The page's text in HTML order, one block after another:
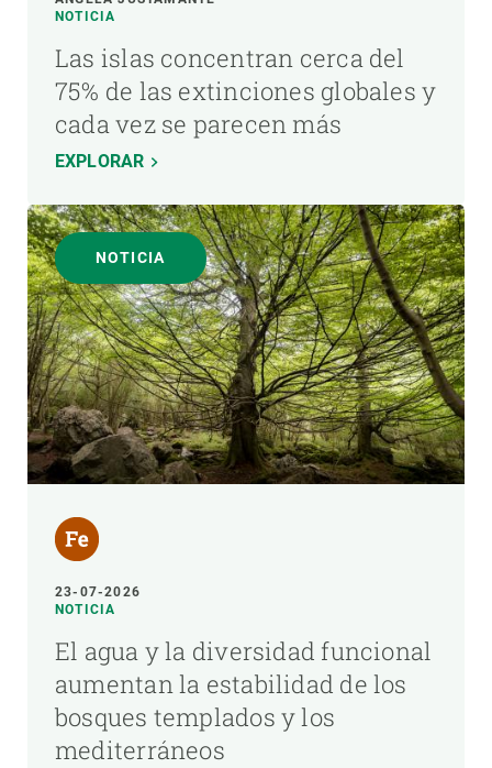
NOTICIA
Las islas concentran cerca del
75% de las extinciones globales y
cada vez se parecen más
EXPLORAR
NOTICIA
23-07-2026
NOTICIA
El agua y la diversidad funcional
aumentan la estabilidad de los
bosques templados y los
mediterráneos